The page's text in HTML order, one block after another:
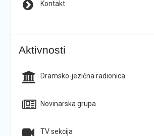
Kontakt
Aktivnosti
Dramsko-jezična radionica
Novinarska grupa
TV sekcija